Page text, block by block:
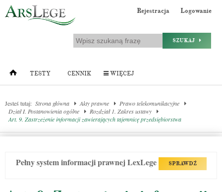
Rejestracja Logowanie
SZUKAJ
TESTY CENNIK WIĘCEJ
Jesteś tutaj: Strona główna Akty prawne
Prawo telekomunikacyjne
Dział I. Postanowienia ogólne
Rozdział 1. Zakres ustawy
Art. 9. Zastrzeżenie informacji zawierających tajemnicę przedsiębiorstwa
Pełny system informacji prawnej LexLege SPRAWDŹ